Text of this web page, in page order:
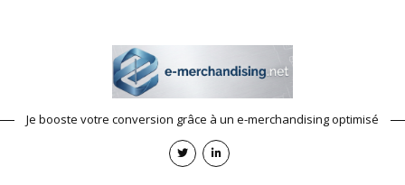
Je booste votre conversion grâce à un e-merchandising optimisé